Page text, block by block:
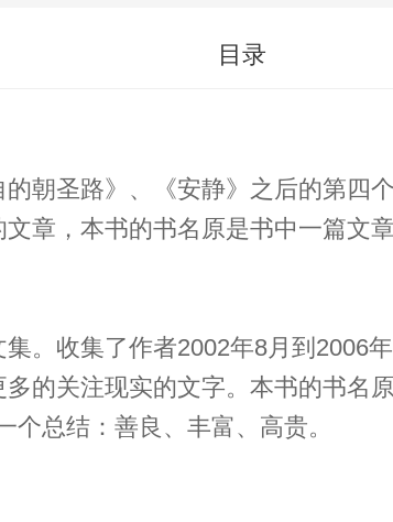
目录
朝圣路》、《安静》之后的第
章，本书的书名原是书中一篇文
年8月到2006年12月所写的文章。 在书中
的关注现实的文字。本书的书名
总结：善良、丰富、高贵。
作品：纪实文学：《妞妞，一个